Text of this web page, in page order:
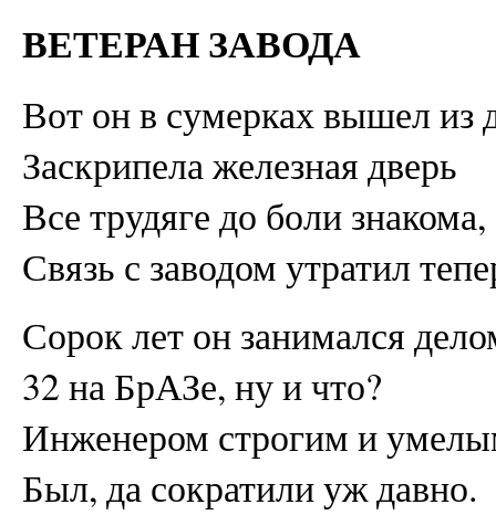
ВЕТЕРАН ЗАВОДА
Вот он в сумерках вышел из
Заскрипела железная дверь
Все трудяге до боли знакома,
Связь с заводом утратил
Сорок лет он занимался
32 на БрАЗе, ну и что?
Инженером строгим и
Был, да сократили уж давно.